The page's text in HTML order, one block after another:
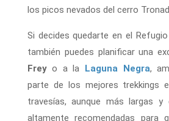
los picos nevados del cerro
Si decides quedarte en el
también puedes planificar una
Freyo a la Laguna Negra,
parte de los mejores trekkings
travesías, aunque más largas y
altamente recomendadas para